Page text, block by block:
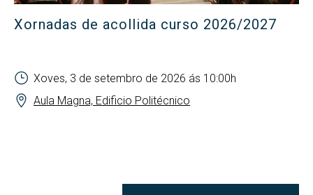
Xornadas de acollida curso 2026/2027
Xoves, 3 de setembro de 2026 ás 10:00h
Aula Magna, Edificio Politécnico